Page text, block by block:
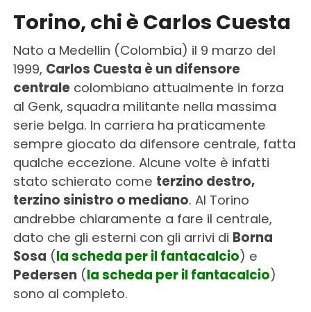
Torino, chi è Carlos Cuesta
Nato a Medellin (Colombia) il 9 marzo del
1999, Carlos Cuesta è un difensore
centralecolombiano attualmente in forza
al Genk, squadra militante nella massima
serie belga. In carriera ha praticamente
sempre giocato da difensore centrale, fatta
qualche eccezione. Alcune volte è infatti
stato schierato come terzino destro,
terzino sinistro o mediano. Al Torino
andrebbe chiaramente a fare il centrale,
dato che gli esterni con gli arrivi di Borna
Sosa (la scheda per il fantacalcio) e
Pedersen(la scheda per il fantacalcio)
sono al completo.